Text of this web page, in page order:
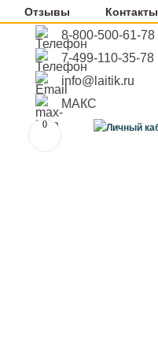
0
Отзывы Контакты
8-800-500-61-78
7-499-110-35-78
info@laitik.ru
МАКС